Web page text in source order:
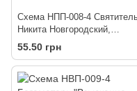
Схема НПП-008-4
Никита Новгородский,
Украина. 14х27. Частичная.
Холст (8059)
55.50 грн